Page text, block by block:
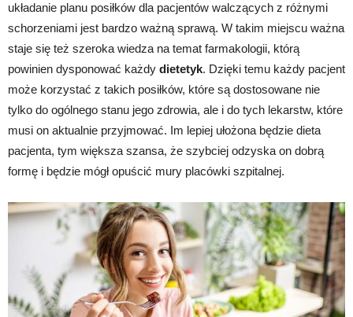
układanie planu posiłków dla pacjentów walczących z różnymi
schorzeniami jest bardzo ważną sprawą. W takim miejscu ważna
staje się też szeroka wiedza na temat farmakologii, którą
powinien dysponować każdy dietetyk. Dzięki temu każdy pacjent
może korzystać z takich posiłków, które są dostosowane nie
tylko do ogólnego stanu jego zdrowia, ale i do tych lekarstw, które
musi on aktualnie przyjmować. Im lepiej ułożona będzie dieta
pacjenta, tym większa szansa, że szybciej odzyska on dobrą
formę i będzie mógł opuścić mury placówki szpitalnej.